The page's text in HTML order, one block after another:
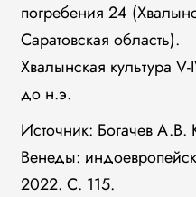
погребения 24
Саратовская область).
Хвалынская культура V-
до н.э.
Источник: Богачев
Венеды:
2022. С. 115.